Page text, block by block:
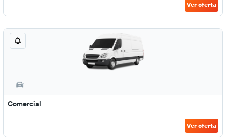
Ver oferta
Comercial
Ver oferta